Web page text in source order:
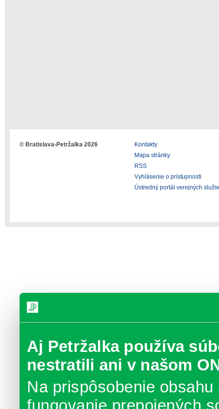
Aj Petržalka používa
nestratili ani v našom
Na prispôsobenie
© Bratislava-Petržalka 2026
Kontakty
Mapa stránky
RSS
Vyhlásenie o prístupnosti
Ústredný portál verejných